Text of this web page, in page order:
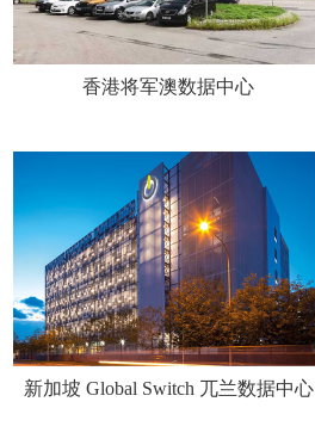
香港将军澳数据中心
新加坡 Global Switch 兀兰数据中心